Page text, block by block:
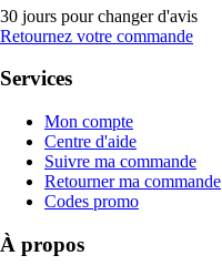
30 jours pour changer d'avis
Retournez votre commande
Services
Mon compte
Centre d'aide
Suivre ma commande
Retourner ma commande
Codes promo
À propos